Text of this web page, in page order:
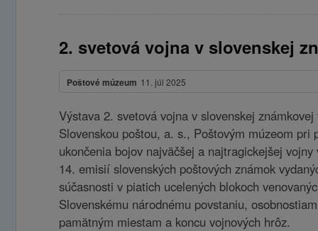
2. svetová vojna v slovenskej
Poštové múzeum 11. júl 2025
Výstava 2. svetová vojna v slovenskej
Slovenskou poštou, a. s., Poštovým múzeom pri
ukončenia bojov najväčšej a najtragickejšej
14. emisií slovenských poštových známok
súčasnosti v piatich ucelených blokoch
Slovenskému národnému povstaniu,
pamätným miestam a koncu vojnových hrôz.